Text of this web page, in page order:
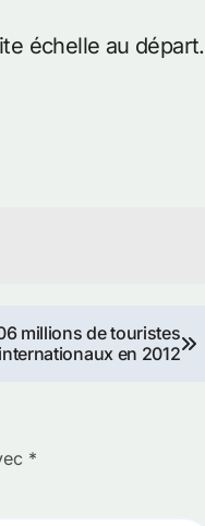
échelle au départ.
millions de touristes
internationaux en 2012
*